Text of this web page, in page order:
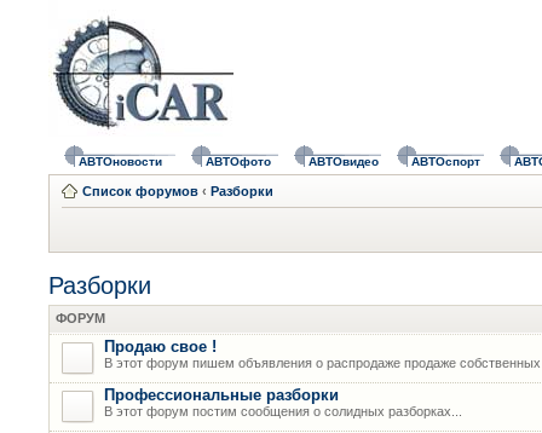
АВТОновости АВТОфото АВТОвидео АВТОспорт
Список форумов ‹ Разборки
Разборки
ФОРУМ
Продаю свое !
В этот форум пишем объявления о распродаже продаже
Профессиональные разборки
В этот форум постим сообщения о солидных разборках...